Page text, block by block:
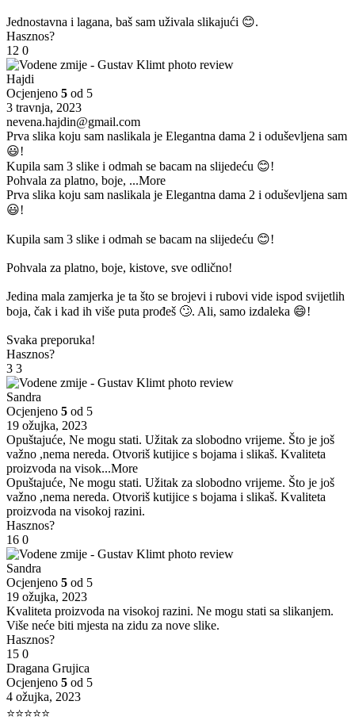
Jednostavna i lagana, baš sam uživala slikajući 😊.
Hasznos?
12 0
Hajdi
Ocjenjeno 5 od 5
3 travnja, 2023
nevena.hajdin@gmail.com
Prva slika koju sam naslikala je Elegantna dama 2 i oduševljena sam
😃!
Kupila sam 3 slike i odmah se bacam na slijedeću 😊!
Pohvala za platno, boje, ...More
Prva slika koju sam naslikala je Elegantna dama 2 i oduševljena sam
😃!
Kupila sam 3 slike i odmah se bacam na slijedeću 😊!
Pohvala za platno, boje, kistove, sve odlično!
Jedina mala zamjerka je ta što se brojevi i rubovi vide ispod svijetlih
boja, čak i kad ih više puta prođeš 🙄. Ali, samo izdaleka 😄!
Svaka preporuka!
Hasznos?
3 3
Sandra
Ocjenjeno 5 od 5
19 ožujka, 2023
Opuštajuće, Ne mogu stati. Užitak za slobodno vrijeme. Što je još
važno ,nema nereda. Otvoriš kutijice s bojama i slikaš. Kvaliteta
proizvoda na visok...More
Opuštajuće, Ne mogu stati. Užitak za slobodno vrijeme. Što je još
važno ,nema nereda. Otvoriš kutijice s bojama i slikaš. Kvaliteta
proizvoda na visokoj razini.
Hasznos?
16 0
Sandra
Ocjenjeno 5 od 5
19 ožujka, 2023
Kvaliteta proizvoda na visokoj razini. Ne mogu stati sa slikanjem.
Više neće biti mjesta na zidu za nove slike.
Hasznos?
15 0
Dragana Grujica
Ocjenjeno 5 od 5
4 ožujka, 2023
⭐⭐⭐⭐⭐